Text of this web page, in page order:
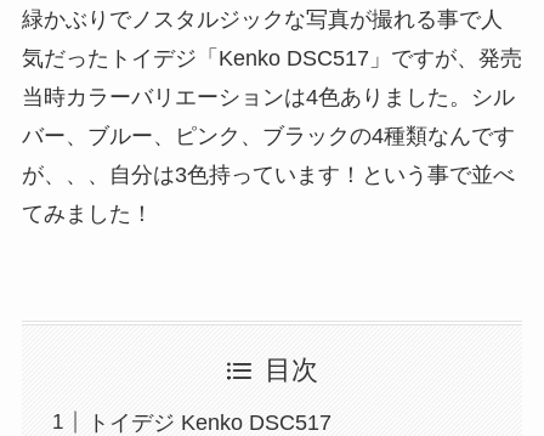
緑かぶりでノスタルジックな写真が撮れる事で人
気だったトイデジ「Kenko DSC517」ですが、発売
当時カラーバリエーションは4色ありました。シル
バー、ブルー、ピンク、ブラックの4種類なんです
が、、、自分は3色持っています！という事で並べ
てみました！
目次
トイデジ Kenko DSC517